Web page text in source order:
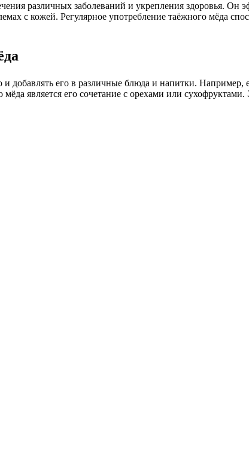
различных заболеваний и укрепления здоровья. Он
с кожей. Регулярное употребление таёжного мёда
добавлять его в различные блюда и напитки. Например,
является его сочетание с орехами или сухофруктами.